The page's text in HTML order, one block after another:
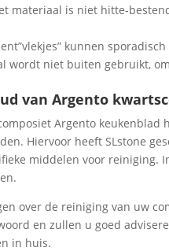
materiaal is niet hitte-
kunnen
wordt niet buiten gebruikt,
van Argento
Argento
Hiervoor heeft SLstone
middelen voor reiniging.
over de reiniging van uw
en zullen u goed
in huis.